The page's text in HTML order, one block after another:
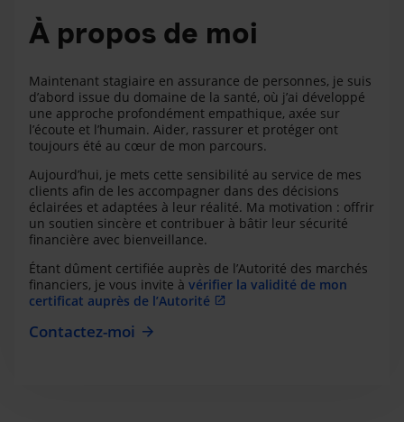
À propos de moi
Maintenant stagiaire en assurance de personnes, je suis
d’abord issue du domaine de la santé, où j’ai développé
une approche profondément empathique, axée sur
l’écoute et l’humain. Aider, rassurer et protéger ont
toujours été au cœur de mon parcours.
Aujourd’hui, je mets cette sensibilité au service de mes
clients afin de les accompagner dans des décisions
éclairées et adaptées à leur réalité. Ma motivation : offrir
un soutien sincère et contribuer à bâtir leur sécurité
financière avec bienveillance.
Étant dûment certifiée auprès de l’Autorité des marchés
financiers, je vous invite à vérifier la validité de mon
certificat auprès de l’Autorité
Contactez-moi